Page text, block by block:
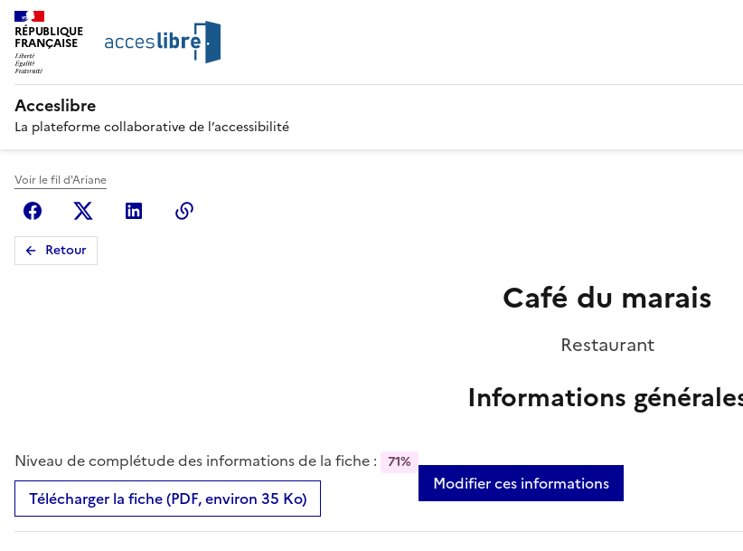
RÉPUBLIQUE
FRANÇAISE
Acceslibre
La plateforme collaborative de l’accessibilité
Voir le fil d'Ariane
FacebookX (anciennement Twitter)
Linkedin
Retour
Café du marais
Restaurant
Informations
Niveau de complétude des informations de la fiche : 71%
Télécharger la fiche (PDF, environ 35 Ko)
Modifier ces informations